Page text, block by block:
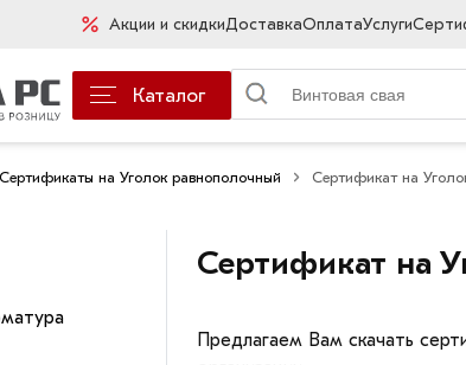
Акции и скидкиДоставкаОплатаУслуги
Каталог
Сертификаты на Уголок равнополочный Сертификат на
Сертификат на
Предлагаем Вам скачать